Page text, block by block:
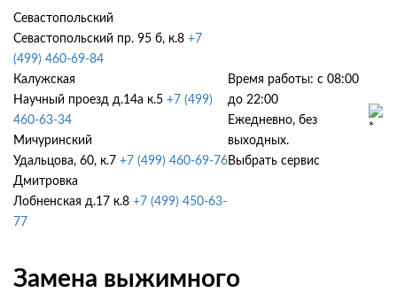
Севастопольский
Севастопольский пр. 95 б, к.8 +7
(499) 460-69-84
Калужская
Научный проезд д.14а к.5 +7 (499)
460-63-34
Мичуринский
Удальцова, 60, к.7 +7 (499) 460-69-76
Дмитровка
Лобненская д.17 к.8 +7 (499) 450-63-
77
Время работы: с 08:00
до 22:00
Ежедневно, без
выходных.
Выбрать сервис
Замена выжимного